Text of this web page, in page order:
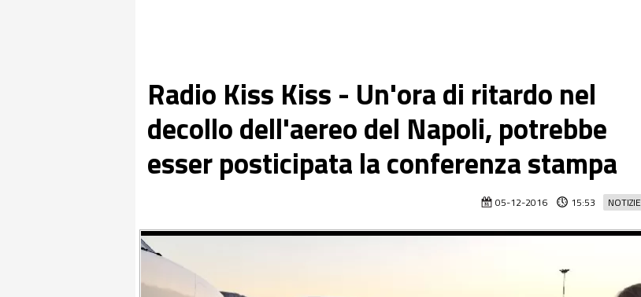
Radio Kiss Kiss - Un'ora di ritardo nel
decollo dell'aereo del Napoli, potrebbe
esser posticipata la conferenza stampa
NOTIZIE
05-12-2016 15:53